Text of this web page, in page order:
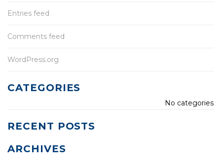
Entries feed
Comments feed
WordPress.org
CATEGORIES
No categories
RECENT POSTS
ARCHIVES